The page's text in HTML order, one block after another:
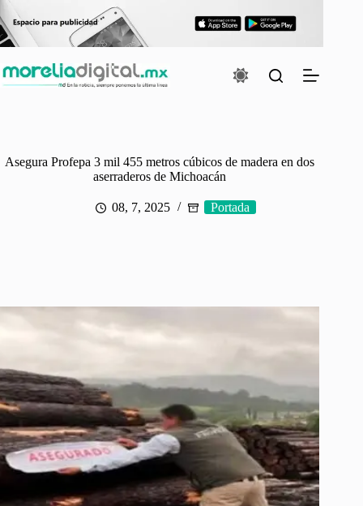
al
contenido
Asegura Profepa 3 mil 455 metros cúbicos de madera en dos
aserraderos de Michoacán
08, 7, 2025 Portada